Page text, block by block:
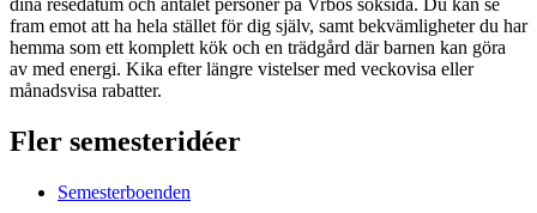
dina resedatum och antalet personer på Vrbos söksida. Du kan se
fram emot att ha hela stället för dig själv, samt bekvämligheter du har
hemma som ett komplett kök och en trädgård där barnen kan göra
av med energi. Kika efter längre vistelser med veckovisa eller
månadsvisa rabatter.
Fler semesteridéer
Semesterboenden